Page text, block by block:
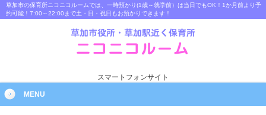
草加市の保育所ニコニコルームでは、一時預かり(1歳～就学前）は当日でもOK！1か月前より予
約可能！7:00～22:00まで土・日・祝日もお預かりできます！
スマートフォンサイト
MENU